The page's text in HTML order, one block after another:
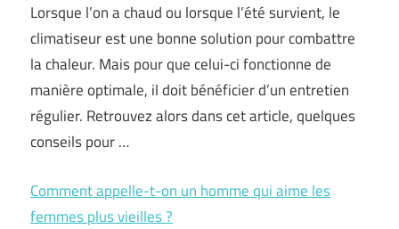
Lorsque l’on a chaud ou lorsque l’été survient, le
climatiseur est une bonne solution pour combattre
la chaleur. Mais pour que celui-ci fonctionne de
manière optimale, il doit bénéficier d’un entretien
régulier. Retrouvez alors dans cet article, quelques
conseils pour …
Comment appelle-t-on un homme qui aime les
femmes plus vieilles ?